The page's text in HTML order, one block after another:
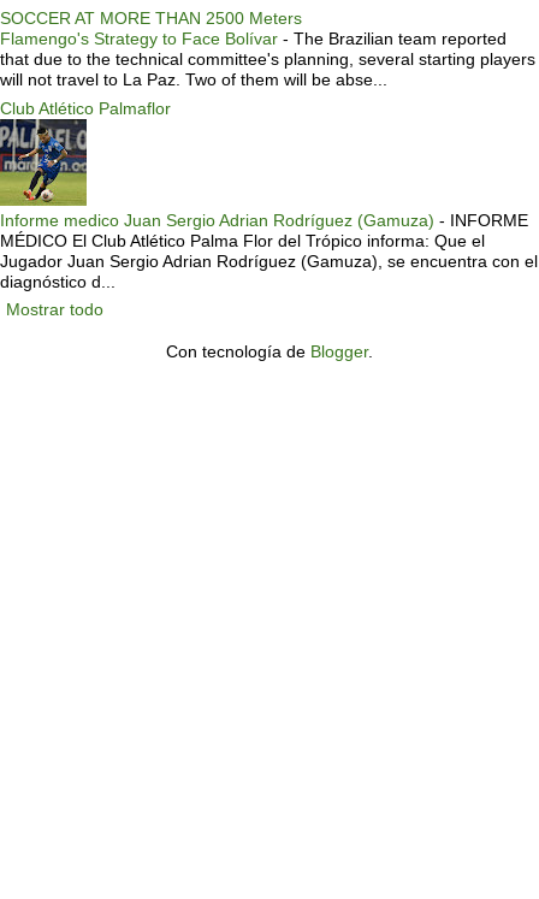
SOCCER AT MORE THAN 2500 Meters
Flamengo's Strategy to Face Bolívar - The Brazilian team reported
that due to the technical committee's planning, several starting players
will not travel to La Paz. Two of them will be abse...
Club Atlético Palmaflor
Informe medico Juan Sergio Adrian Rodríguez (Gamuza) - INFORME
MÉDICO El Club Atlético Palma Flor del Trópico informa: Que el
Jugador Juan Sergio Adrian Rodríguez (Gamuza), se encuentra con el
diagnóstico d...
Mostrar todo
Con tecnología de Blogger.